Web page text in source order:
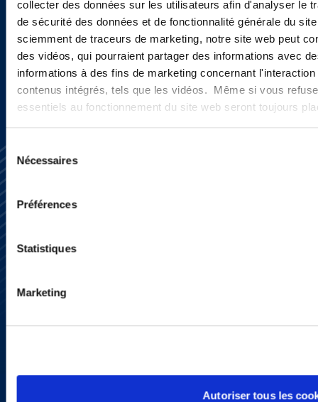
collecter des données sur les utilisateurs afin d'analyser le
de sécurité des données et de fonctionnalité générale du
sciemment de traceurs de marketing, notre site web peut
des vidéos, qui pourraient partager des informations avec
informations à des fins de marketing concernant
contenus intégrés, tels que les vidéos. Même si vous
essentiels au fonctionnement du site web seront toujours
Sélection
du
consentement
Nécessaires
Préférences
Statistiques
Marketing
Autoriser tous les
INSCRIVEZ-VOUS ICI
S’abonner
Nous contacter
YouTube
LinkedIn
Politique de Confidentialité